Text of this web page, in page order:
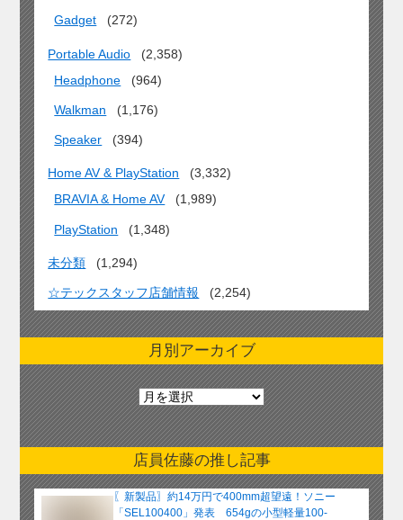
Gadget (272)
Portable Audio
(2,358)
Headphone
(964)
Walkman (1,176)
Speaker (394)
Home AV & PlayStation
(3,332)
BRAVIA & Home AV
(1,989)
PlayStation (1,348)
未分類 (1,294)
☆テックスタッフ店舗情報 (2,254)
月別アーカイブ
月
別
ア
ー
カ
イ
ブ
店員佐藤の推し記事
〖新製品〗約14万円で400mm超望遠！ソニー
「SEL100400」発表 654gの小型軽量100-